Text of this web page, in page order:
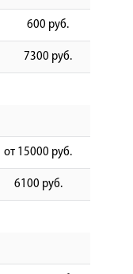
600 руб.
7300 руб.
от 15000 руб.
6100 руб.